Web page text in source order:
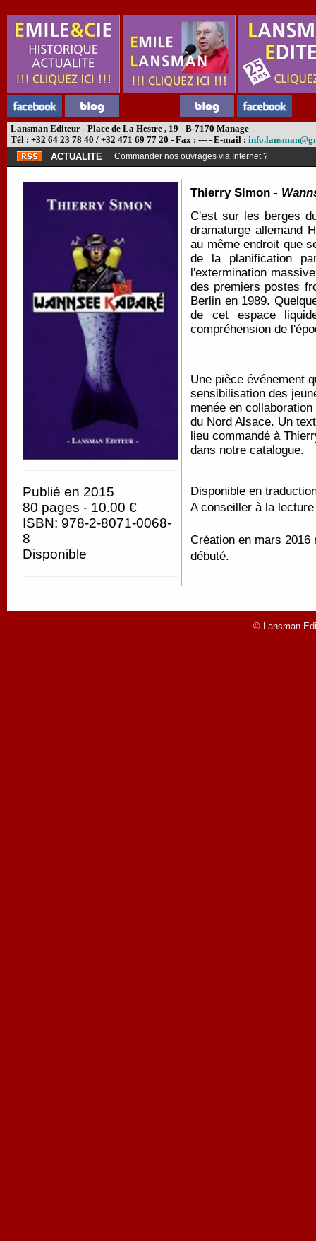
Lansman Editeur - Place de La Hestre , 19 - B-7170 Manage
Tél : +32 64 23 78 40 / +32 471 69 77 20 - Fax : --- - E-mail :
ACTUALITE
Commander nos ouvrages via Internet ?
Publié en 2015
80 pages - 10.00 €
ISBN: 978-2-8071-0068-
8
Disponible
Thierry Simon -
C'est sur les berges
dramaturge allemand
au même endroit que
de la planification
l'extermination
des premiers postes
Berlin en 1989.
de cet espace
compréhension de
Une pièce événement
sensibilisation des
menée en
du Nord Alsace. Un
lieu commandé à
dans notre catalogue.
Disponible en
A conseiller à la
Création en mars
débuté.
© Lansman